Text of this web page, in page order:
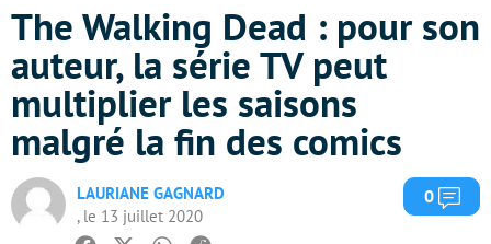
The Walking Dead : pour son
auteur, la série TV peut
multiplier les saisons
malgré la fin des comics
LAURIANE GAGNARD
, le 13 juillet 2020
0